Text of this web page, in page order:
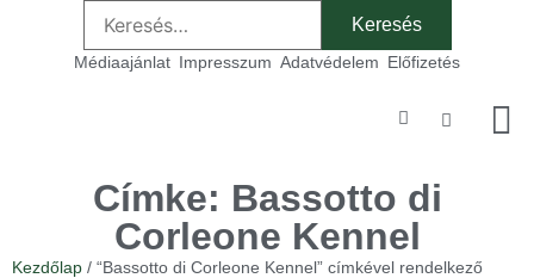
Médiaajánlat Impresszum Adatvédelem Előfizetés
Címke: Bassotto di
Corleone Kennel
Kezdőlap / “Bassotto di Corleone Kennel” címkével rendelkező